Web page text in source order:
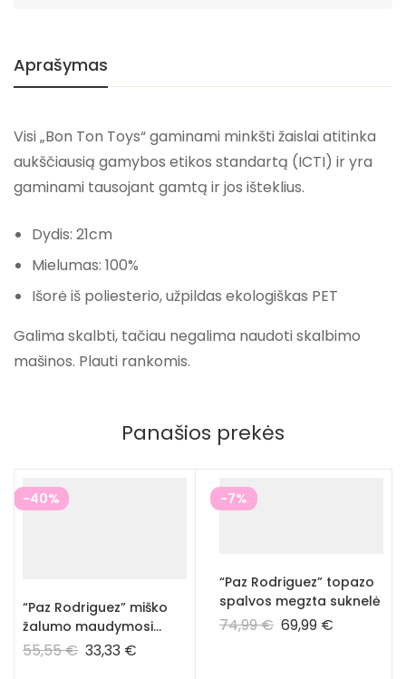
Aprašymas
Visi „Bon Ton Toys“ gaminami minkšti žaislai atitinka
aukščiausią gamybos etikos standartą (ICTI) ir yra
gaminami tausojant gamtą ir jos išteklius.
Dydis: 21cm
Mielumas: 100%
Išorė iš poliesterio, užpildas ekologiškas PET
Galima skalbti, tačiau negalima naudoti skalbimo
mašinos. Plauti rankomis.
Panašios prekės
-40%
“Paz Rodriguez” miško
žalumo maudymosi
kostiumėlis
55,55€ 33,33 €
-7%
“Paz Rodriguez” topazo
spalvos megzta suknelė
74,99€ 69,99 €